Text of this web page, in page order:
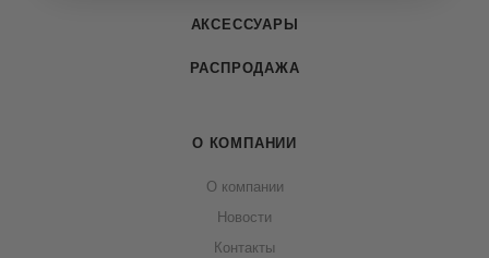
АКСЕССУАРЫ
РАСПРОДАЖА
О КОМПАНИИ
О компании
Новости
Контакты